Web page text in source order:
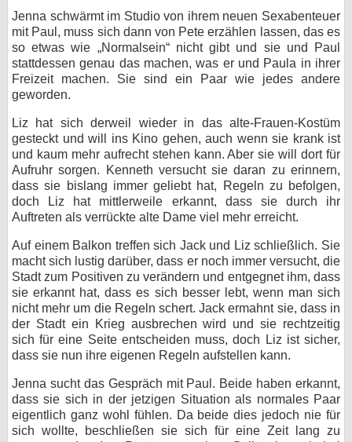
Jenna schwärmt im Studio von ihrem neuen Sexabenteuer
mit Paul, muss sich dann von Pete erzählen lassen, das es
so etwas wie „Normalsein“ nicht gibt und sie und Paul
stattdessen genau das machen, was er und Paula in ihrer
Freizeit machen. Sie sind ein Paar wie jedes andere
geworden.
Liz hat sich derweil wieder in das alte-Frauen-Kostüm
gesteckt und will ins Kino gehen, auch wenn sie krank ist
und kaum mehr aufrecht stehen kann. Aber sie will dort für
Aufruhr sorgen. Kenneth versucht sie daran zu erinnern,
dass sie bislang immer geliebt hat, Regeln zu befolgen,
doch Liz hat mittlerweile erkannt, dass sie durch ihr
Auftreten als verrückte alte Dame viel mehr erreicht.
Auf einem Balkon treffen sich Jack und Liz schließlich. Sie
macht sich lustig darüber, dass er noch immer versucht, die
Stadt zum Positiven zu verändern und entgegnet ihm, dass
sie erkannt hat, dass es sich besser lebt, wenn man sich
nicht mehr um die Regeln schert. Jack ermahnt sie, dass in
der Stadt ein Krieg ausbrechen wird und sie rechtzeitig
sich für eine Seite entscheiden muss, doch Liz ist sicher,
dass sie nun ihre eigenen Regeln aufstellen kann.
Jenna sucht das Gespräch mit Paul. Beide haben erkannt,
dass sie sich in der jetzigen Situation als normales Paar
eigentlich ganz wohl fühlen. Da beide dies jedoch nie für
sich wollte, beschließen sie sich für eine Zeit lang zu